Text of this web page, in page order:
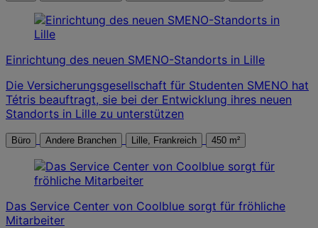
Einrichtung des neuen SMENO-Standorts in Lille
Die Versicherungsgesellschaft für Studenten SMENO hat
Tétris beauftragt, sie bei der Entwicklung ihres neuen
Standorts in Lille zu unterstützen
Büro Andere Branchen Lille, Frankreich 450 m²
Das Service Center von Coolblue sorgt für fröhliche
Mitarbeiter